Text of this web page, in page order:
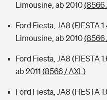
Limousine, ab 2010(8566
Ford Fiesta, JA8 (FIESTA
Limousine, ab 2010(8566
Ford Fiesta, JA8 (FIESTA
ab 2011 (8566 / AXL)
Ford Fiesta, JA8 (FIESTA